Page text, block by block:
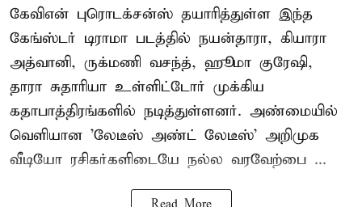
கேவிஎன் புரொடக்சன்ஸ் தயாரித்துள்ள இந்த
கேங்ஸ்டர் டிராமா படத்தில் நயன்தாரா, கியாரா
அத்வானி, ருக்மணி வசந்த், ஹூமா குரேஷி,
தாரா சுதாரியா உள்ளிட்டோர் முக்கிய
கதாபாத்திரங்களில் நடித்துள்ளனர். அண்மையில்
வெளியான 'லேடீஸ் அண்ட் லேடீஸ்' அறிமுக
வீடியோ ரசிகர்களிடையே நல்ல வரவேற்பை ...